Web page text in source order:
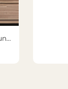
Edouard Manet - Jeune homme en costume de majo